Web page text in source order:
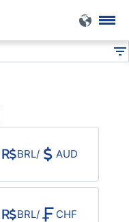
BRL/ AUD
BRL/ CHF